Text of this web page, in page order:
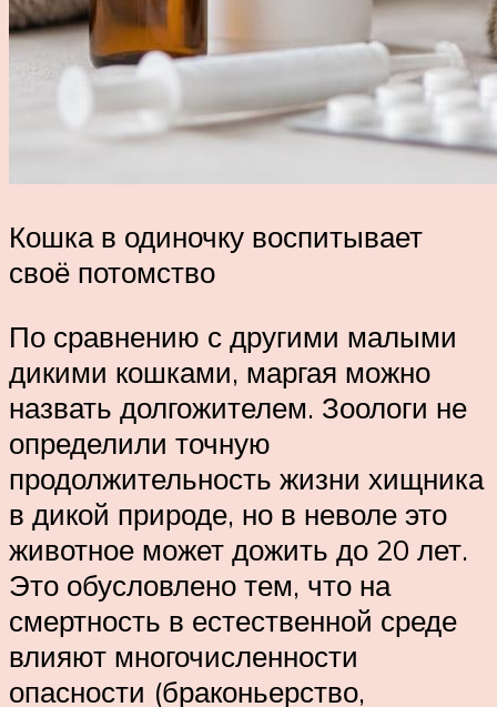
Кошка в одиночку воспитывает
своё потомство
По сравнению с другими малыми
дикими кошками, маргая можно
назвать долгожителем. Зоологи не
определили точную
продолжительность жизни хищника
в дикой природе, но в неволе это
животное может дожить до 20 лет.
Это обусловлено тем, что на
смертность в естественной среде
влияют многочисленности
опасности (браконьерство,